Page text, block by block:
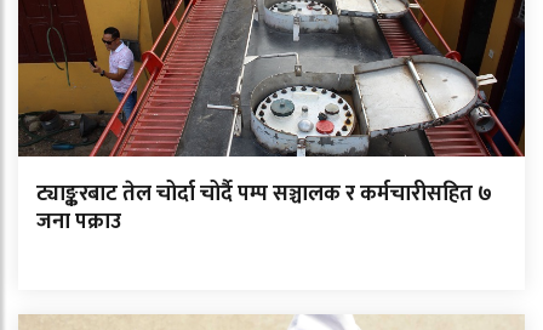
ट्याङ्करबाट तेल चोर्दा चोर्दै पम्प सञ्चालक र कर्मचारीसहित ७
जना पक्राउ